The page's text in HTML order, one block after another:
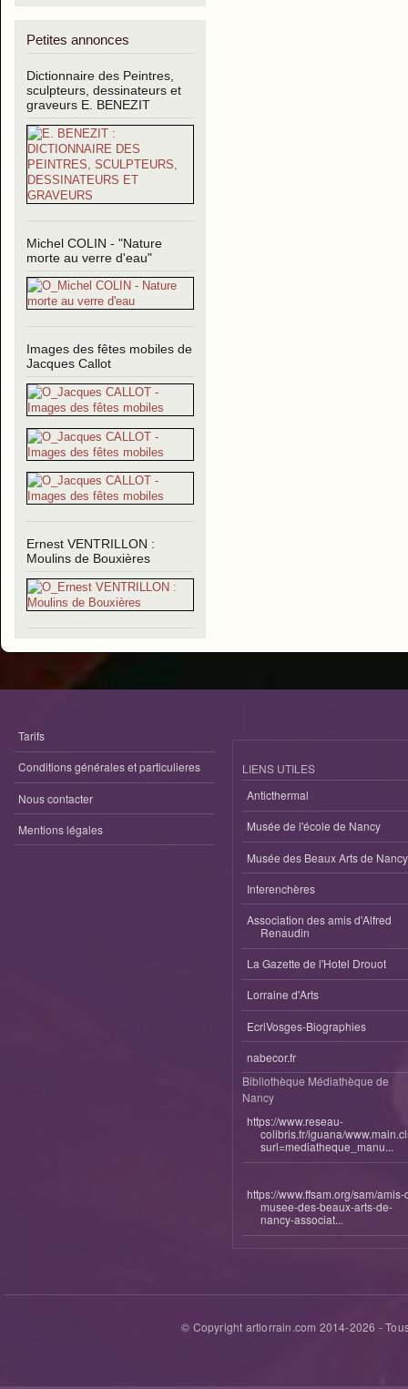
Petites annonces
Dictionnaire des Peintres,
sculpteurs, dessinateurs et
graveurs E. BENEZIT
Michel COLIN - "Nature
morte au verre d'eau"
Images des fêtes mobiles de
Jacques Callot
Ernest VENTRILLON :
Moulins de Bouxières
Tarifs
Conditions générales et particulieres
Nous contacter
Mentions légales
LIENS UTILES
Anticthermal
Musée de l'école de Nancy
Musée des Beaux Arts de Nancy
Interenchères
Association des amis d'Alfred
Renaudin
La Gazette de l'Hotel Drouot
Lorraine d'Arts
EcriVosges-Biographies
nabecor.fr
Bibliothèque Médiathèque de
Nancy
https://www.reseau-
colibris.fr/iguana/
surl=mediatheque_manu...
https://www.ffsam.org/sam/amis-
musee-des-beaux-arts-de-
nancy-associat...
© Copyright artlorrain.com 2014-2026 -